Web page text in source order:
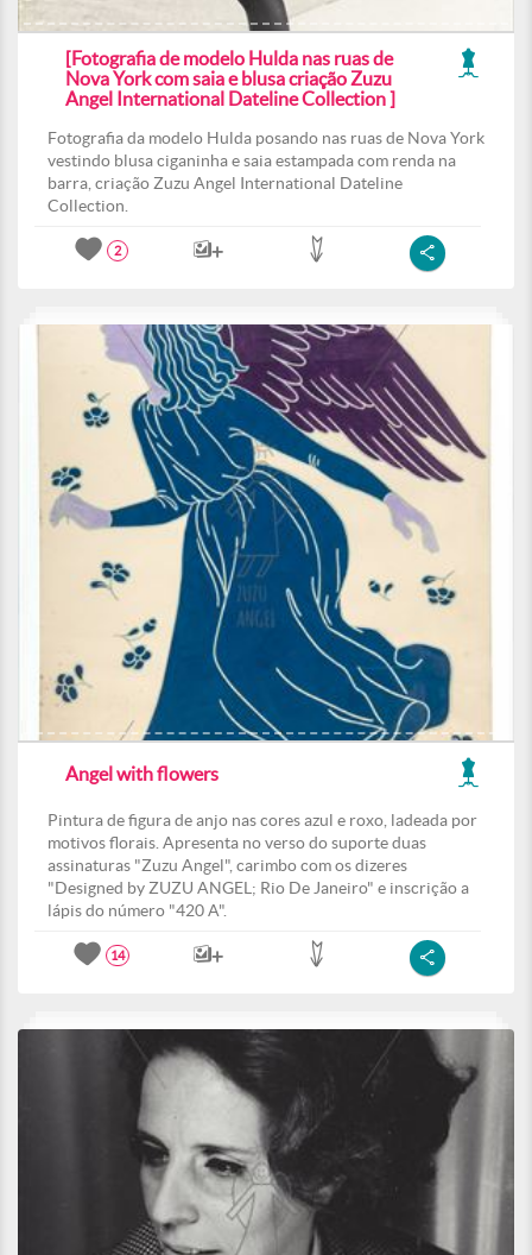
[Fotografia de modelo Hulda nas ruas de
Nova York com saia e blusa criação Zuzu
Angel International Dateline Collection ]
Fotografia da modelo Hulda posando nas ruas de Nova York
vestindo blusa ciganinha e saia estampada com renda na
barra, criação Zuzu Angel International Dateline
Collection.
2
Angel with flowers
Pintura de figura de anjo nas cores azul e roxo, ladeada por
motivos florais. Apresenta no verso do suporte duas
assinaturas "Zuzu Angel", carimbo com os dizeres
"Designed by ZUZU ANGEL; Rio De Janeiro" e inscrição a
lápis do número "420 A".
14